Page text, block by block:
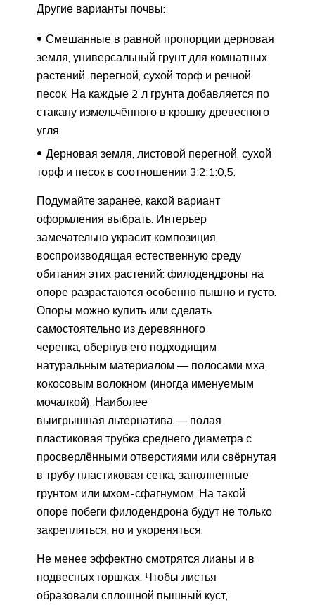
Другие варианты почвы:
Смешанные в равной пропорции дерновая
земля, универсальный грунт для комнатных
растений, перегной, сухой торф и речной
песок. На каждые 2 л грунта добавляется по
стакану измельчённого в крошку древесного
угля.
Дерновая земля, листовой перегной, сухой
торф и песок в соотношении 3:2:1:0,5.
Подумайте заранее, какой вариант
оформления выбрать. Интерьер
замечательно украсит композиция,
воспроизводящая естественную среду
обитания этих растений: филодендроны на
опоре разрастаются особенно пышно и густо.
Опоры можно купить или сделать
самостоятельно из деревянного
черенка, обернув его подходящим
натуральным материалом — полосами мха,
кокосовым волокном (иногда именуемым
мочалкой). Наиболее
выигрышная льтернатива — полая
пластиковая трубка среднего диаметра с
просверлёнными отверстиями или свёрнутая
в трубу пластиковая сетка, заполненные
грунтом или мхом-сфагнумом. На такой
опоре побеги филодендрона будут не только
закрепляться, но и укореняться.
Не менее эффектно смотрятся лианы и в
подвесных горшках. Чтобы листья
образовали сплошной пышный куст,